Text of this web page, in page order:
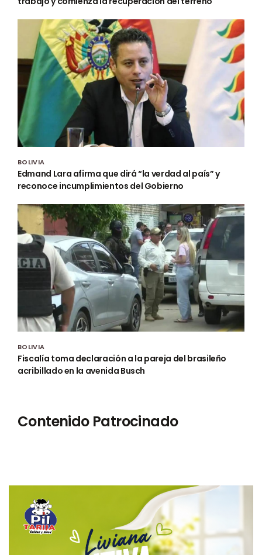
BOLIVIA
Edmand Lara afirma que dirá “la verdad al país” y
reconoce incumplimientos del Gobierno
BOLIVIA
Fiscalía toma declaración a la pareja del brasileño
acribillado en la avenida Busch
Contenido Patrocinado